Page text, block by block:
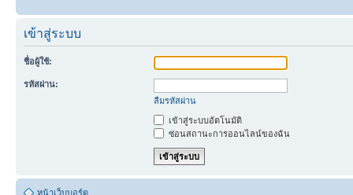
เข้าสู่ระบบ
ชื่อผู้ใช้:
รหัสผ่าน:
ลืมรหัสผ่าน
เข้าสู่ระบบอัตโนมัติ
ซ่อนสถานะการออนไลน์ของฉัน
หน้าเว็บบอร์ด